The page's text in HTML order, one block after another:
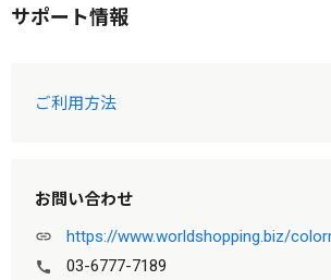
サポート情報
ご利用方法
お問い合わせ
link https://www.worldshopping.biz/
call 03-6777-7189